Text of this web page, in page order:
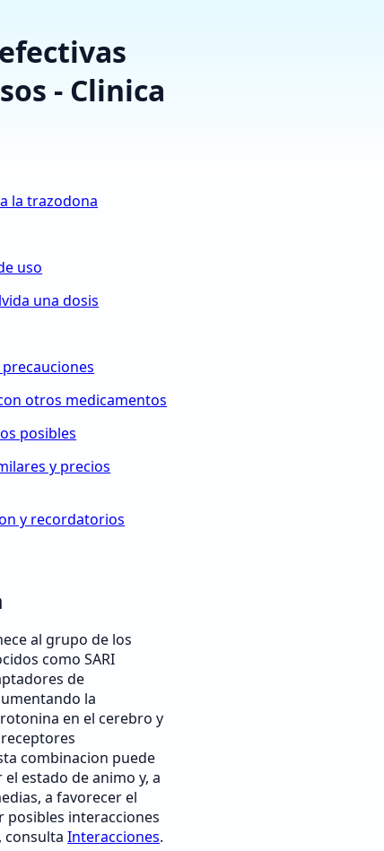
- Clinica
la trazodona
uso
una dosis
otros medicamentos
posibles
y precios
y recordatorios
al grupo de los
como SARI
de
la
en el cerebro y
combinacion puede
estado de animo y, a
a favorecer el
posibles interacciones
consultaInteracciones.